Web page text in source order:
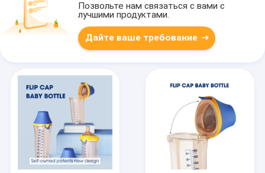
Позвольте нам связаться с вами с
лучшими продуктами.
Дайте ваше требование